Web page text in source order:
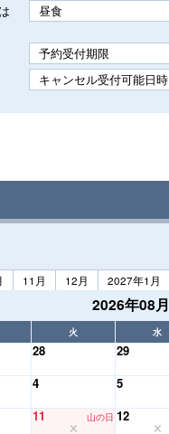
昼食
予約受付期限
キャンセル受付可能日時
11月 12月 2027年1月
2026年08月
火 水
28 29
4 5
11 山の日 12